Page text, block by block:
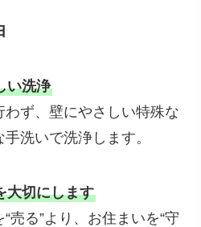
い洗浄
ず、壁にやさしい特殊な
洗いで洗浄します。
大切にします
売る”より、お住まいを“守